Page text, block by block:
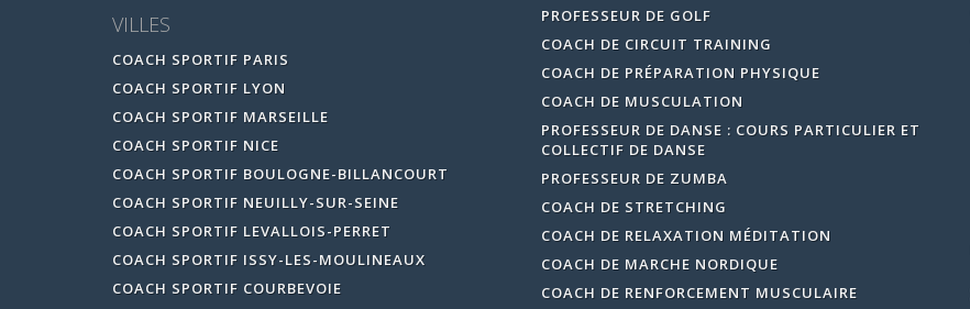
VILLES
COACH SPORTIF PARIS
COACH SPORTIF LYON
COACH SPORTIF MARSEILLE
COACH SPORTIF NICE
COACH SPORTIF BOULOGNE-BILLANCOURT
COACH SPORTIF NEUILLY-SUR-SEINE
COACH SPORTIF LEVALLOIS-PERRET
COACH SPORTIF ISSY-LES-MOULINEAUX
COACH SPORTIF COURBEVOIE
PROFESSEUR DE GOLF
COACH DE CIRCUIT TRAINING
COACH DE PRÉPARATION PHYSIQUE
COACH DE MUSCULATION
PROFESSEUR DE DANSE : COURS PARTICULIER ET
COLLECTIF DE DANSE
PROFESSEUR DE ZUMBA
COACH DE STRETCHING
COACH DE RELAXATION MÉDITATION
COACH DE MARCHE NORDIQUE
COACH DE RENFORCEMENT MUSCULAIRE